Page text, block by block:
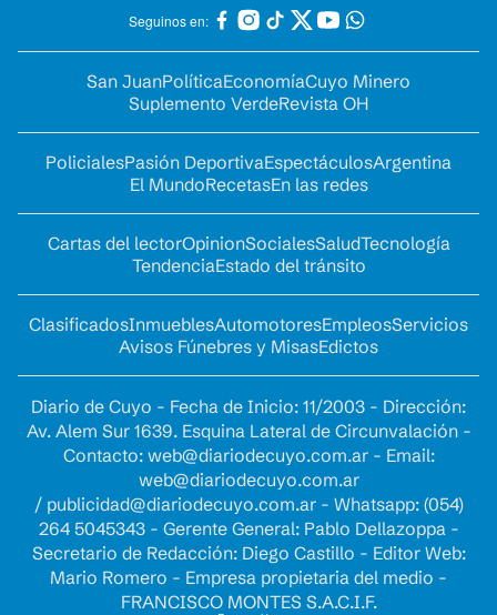
Seguinos en:
San JuanPolíticaEconomíaCuyo Minero
Suplemento VerdeRevista OH
PolicialesPasión DeportivaEspectáculosArgentina
El MundoRecetasEn las redes
Cartas del lectorOpinionSocialesSaludTecnología
TendenciaEstado del tránsito
ClasificadosInmueblesAutomotoresEmpleosServicios
Avisos Fúnebres y MisasEdictos
Diario de Cuyo - Fecha de Inicio: 11/2003 - Dirección:
Av. Alem Sur 1639. Esquina Lateral de Circunvalación -
Contacto: web@diariodecuyo.com.ar- Email:
web@diariodecuyo.com.ar
/ publicidad@diariodecuyo.com.ar- Whatsapp: (054)
264 5045343 - Gerente General: Pablo Dellazoppa -
Secretario de Redacción: Diego Castillo - Editor Web:
Mario Romero - Empresa propietaria del medio -
FRANCISCO MONTES S.A.C.I.F.